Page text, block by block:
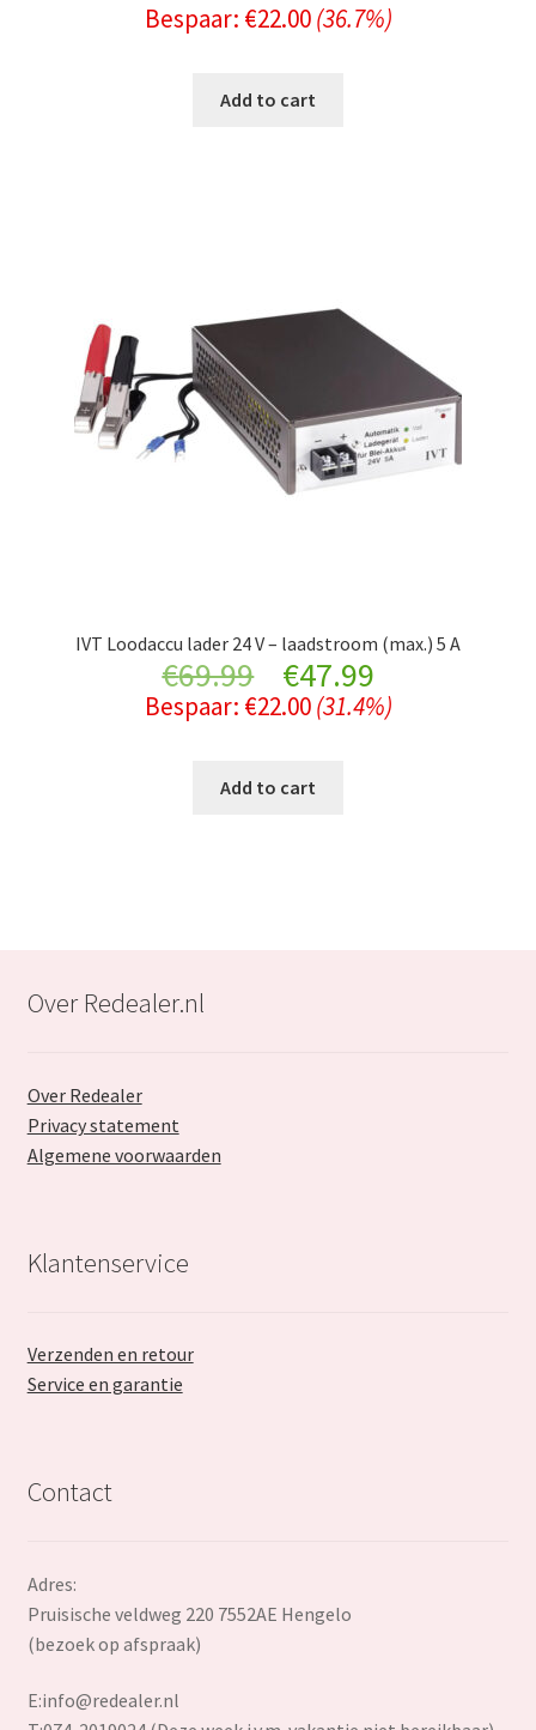
price
was:
price
Bespaar: €22.00 (36.7%)
Add to cart
IVT Loodaccu lader 24 V – laadstroom (max.) 5 A
€69.99
Original
price
was:
€47.99Current
price
Bespaar: €22.00 (31.4%)
Add to cart
Over Redealer.nl
Over Redealer
Privacy statement
Algemene voorwaarden
Klantenservice
Verzenden en retour
Service en garantie
Contact
Adres:
Pruisische veldweg 220 7552AE Hengelo
(bezoek op afspraak)
E:info@redealer.nl